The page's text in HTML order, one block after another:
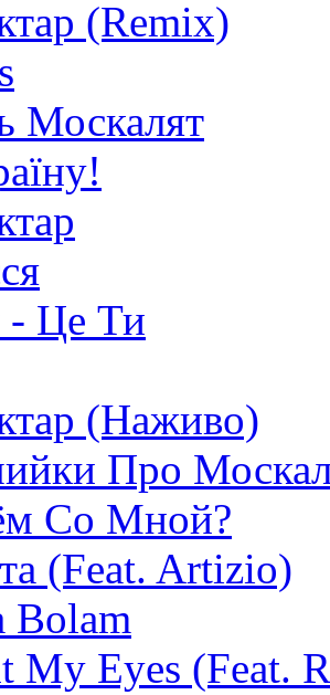
(Remix)
Москалят
- Це Ти
(Наживо)
Про
Со Мной?
(Feat. Artizio)
Bolam
My Eyes (Feat.